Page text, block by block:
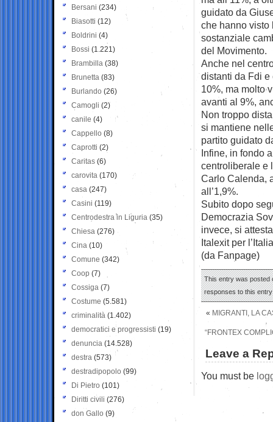
guidato da
che hanno visto
sostanziale
del Movimento.
Anche nel
distanti da Fdi
10%, ma molto
avanti al 9%,
Non troppo
si mantiene
partito guidato
Infine, in fondo
centroliberale e
Carlo Calenda,
all’1,9%.
Subito dopo
Democrazia
invece, si
Italexit per
(da Fanpage)
This entry was posted
responses to this
« MIGRANTI, LA
“FRONTEX
Leave a
You must be
Bersani (234)
Biasotti (12)
Boldrini (4)
Bossi (1.221)
Brambilla (38)
Brunetta (83)
Burlando (26)
Camogli (2)
canile (4)
Cappello (8)
Caprotti (2)
Caritas (6)
carovita (170)
casa (247)
Casini (119)
Centrodestra in Liguria (35)
Chiesa (276)
Cina (10)
Comune (342)
Coop (7)
Cossiga (7)
Costume (5.581)
criminalità (1.402)
democratici e progressisti (19)
denuncia (14.528)
destra (573)
destradipopolo (99)
Di Pietro (101)
Diritti civili (276)
don Gallo (9)